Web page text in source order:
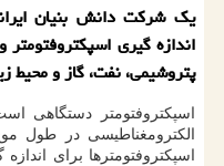
یک شرکت دانش بنیان
پتروشیمی، نفت، گاز و
اسپکتروفتومتر دستگاهی
الکترومغناطیسی در طول
اسپکتروفتومترها برای